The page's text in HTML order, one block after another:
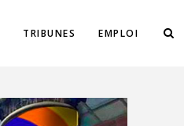
TRIBUNES EMPLOI